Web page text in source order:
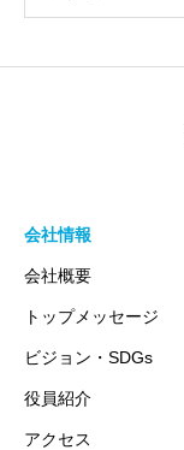
会社情報
会社概要
トップメッセージ
ビジョン・SDGs
役員紹介
アクセス